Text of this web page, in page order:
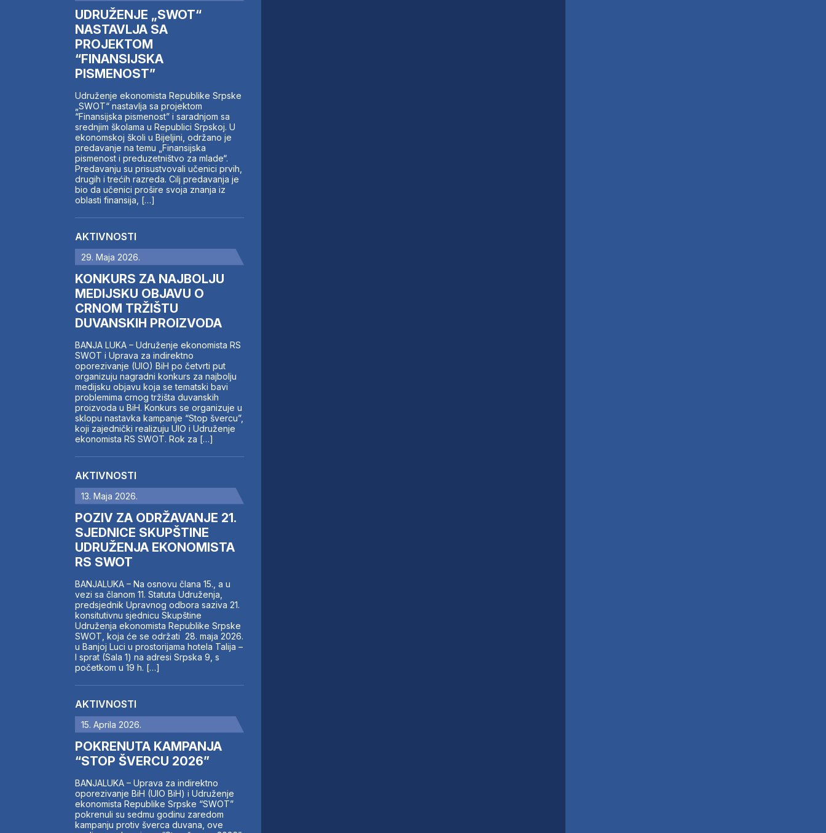
UDRUŽENJE „SWOT“
NASTAVLJA SA
PROJEKTOM
“FINANSIJSKA
PISMENOST”
Udruženje ekonomista Republike Srpske
„SWOT“ nastavlja sa projektom
“Finansijska pismenost” i saradnjom sa
srednjim školama u Republici Srpskoj. U
ekonomskoj školi u Bijeljini, održano je
predavanje na temu „Finansijska
pismenost i preduzetništvo za mlade“.
Predavanju su prisustvovali učenici prvih,
drugih i trećih razreda. Cilj predavanja je
bio da učenici prošire svoja znanja iz
oblasti finansija, […]
AKTIVNOSTI
29. Maja 2026.
KONKURS ZA NAJBOLJU
MEDIJSKU OBJAVU O
CRNOM TRŽIŠTU
DUVANSKIH PROIZVODA
BANJA LUKA – Udruženje ekonomista RS
SWOT i Uprava za indirektno
oporezivanje (UIO) BiH po četvrti put
organizuju nagradni konkurs za najbolju
medijsku objavu koja se tematski bavi
problemima crnog tržišta duvanskih
proizvoda u BiH. Konkurs se organizuje u
sklopu nastavka kampanje “Stop švercu”,
koji zajednički realizuju UIO i Udruženje
ekonomista RS SWOT. Rok za […]
AKTIVNOSTI
13. Maja 2026.
POZIV ZA ODRŽAVANJE 21.
SJEDNICE SKUPŠTINE
UDRUŽENJA EKONOMISTA
RS SWOT
BANJALUKA – Na osnovu člana 15., a u
vezi sa članom 11. Statuta Udruženja,
predsjednik Upravnog odbora saziva 21.
konsitutivnu sjednicu Skupštine
Udruženja ekonomista Republike Srpske
SWOT, koja će se održati 28. maja 2026.
u Banjoj Luci u prostorijama hotela Talija –
I sprat (Sala 1) na adresi Srpska 9, s
početkom u 19 h. […]
AKTIVNOSTI
15. Aprila 2026.
POKRENUTA KAMPANJA
“STOP ŠVERCU 2026”
BANJALUKA – Uprava za indirektno
oporezivanje BiH (UIO BiH) i Udruženje
ekonomista Republike Srpske “SWOT”
pokrenuli su sedmu godinu zaredom
kampanju protiv šverca duvana, ove